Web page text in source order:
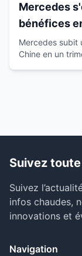
Mercedes
bénéfices
européen
Mercedes subit
Chine en un
Suivez
Suivez
infos chaudes,
innovations et
Navigation